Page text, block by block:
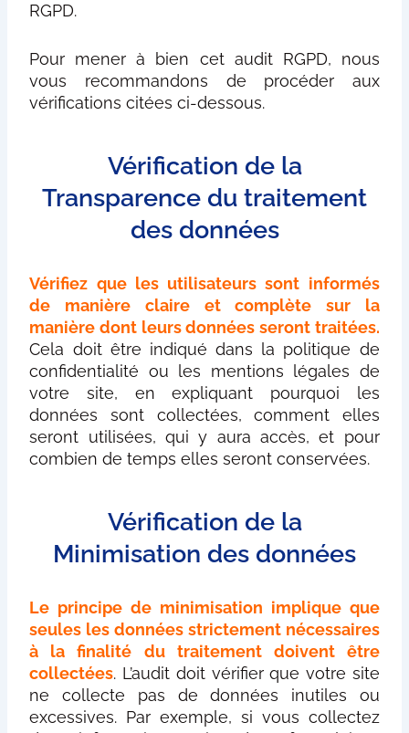
RGPD.
Pour mener à bien cet audit RGPD, nous
vous recommandons de procéder aux
vérifications citées ci-dessous.
Vérification de la
Transparence du traitement
des données
Vérifiez que les utilisateurs sont informés
de manière claire et complète sur la
manière dont leurs données seront traitées.
Cela doit être indiqué dans la politique de
confidentialité ou les mentions légales de
votre site, en expliquant pourquoi les
données sont collectées, comment elles
seront utilisées, qui y aura accès, et pour
combien de temps elles seront conservées.
Vérification de la
Minimisation des données
Le principe de minimisation implique que
seules les données strictement nécessaires
à la finalité du traitement doivent être
collectées. L’audit doit vérifier que votre site
ne collecte pas de données inutiles ou
excessives. Par exemple, si vous collectez